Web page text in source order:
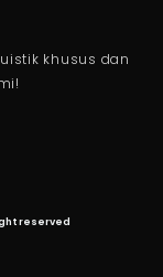
khusus dan
reserved